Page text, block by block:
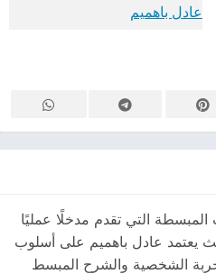
عادل باهميم
101 من الكتب المبسطة التي تقدم مدخلًا عمليًا
يعتمد عادل باهميم على أسلوب
الشخصية والشرح المبسط